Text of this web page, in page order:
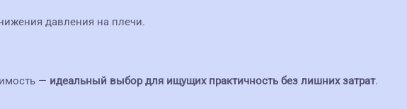
давления на плечи.
— идеальный выбор для ищущих практичность без лишних затрат.